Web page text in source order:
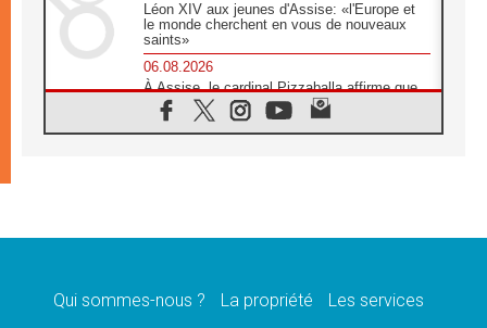
Léon XIV aux jeunes d'Assise: «l'Europe et
le monde cherchent en vous de nouveaux
saints»
06.08.2026
À Assise, le cardinal Pizzaballa affirme que
«les chrétiens veulent la paix»
06.08.2026
message de paix et de dignité humaine»
Qui sommes-nous ? La propriété
Les services